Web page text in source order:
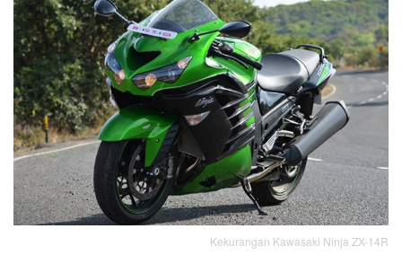
Kekurangan Kawasaki Ninja ZX-14R